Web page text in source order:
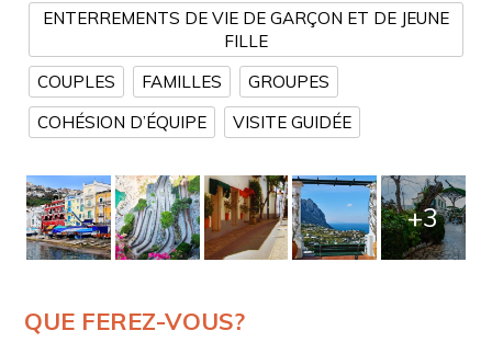
ENTERREMENTS DE VIE DE GARÇON ET DE JEUNE
FILLE
COUPLES
FAMILLES
GROUPES
COHÉSION D’ÉQUIPE
VISITE GUIDÉE
+3
QUE FEREZ-VOUS?